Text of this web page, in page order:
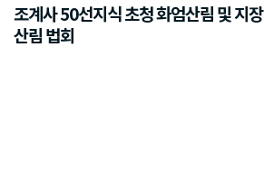
조계사 50선지식 초청 화엄산림 및 지장
산림 법회